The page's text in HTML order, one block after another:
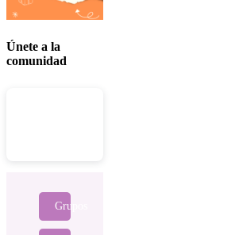
Únete a la
comunidad
Grupos